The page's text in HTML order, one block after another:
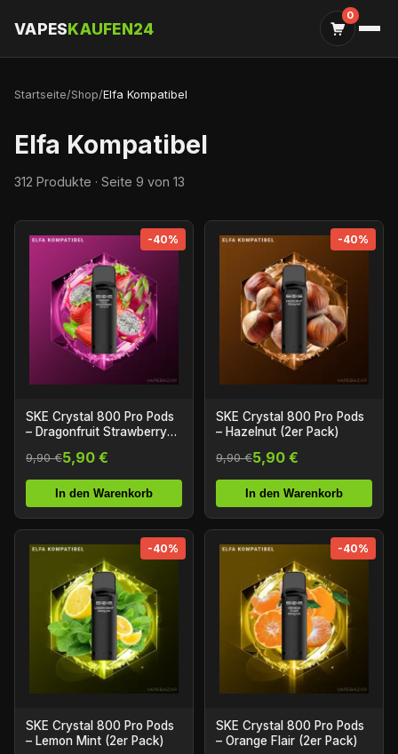
VAPESKAUFEN24
0
Startseite/Shop/Elfa Kompatibel
Elfa Kompatibel
312 Produkte · Seite 9 von 13
-40%
SKE Crystal 800 Pro Pods
– Dragonfruit Strawberry
9,90 €5,90 €
In den Warenkorb
-40%
SKE Crystal 800 Pro Pods
– Hazelnut (2er Pack)
9,90 €5,90 €
In den Warenkorb
-40%
SKE Crystal 800 Pro Pods
– Lemon Mint (2er Pack)
-40%
SKE Crystal 800 Pro Pods
– Orange Flair (2er Pack)